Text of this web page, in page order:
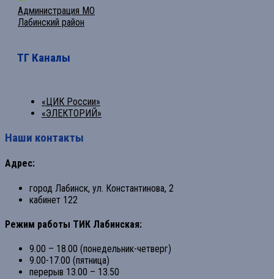
Администрация МО
Лабинский район
ТГ Каналы
«ЦИК России»
«ЭЛЕКТОРИЙ»
Наши контакты
Адрес:
город Лабинск, ул. Константинова, 2
кабинет 122
Режим работы ТИК Лабинская:
9.00 – 18.00 (понедельник-четверг)
9.00-17.00 (пятница)
перерыв 13.00 – 13.50